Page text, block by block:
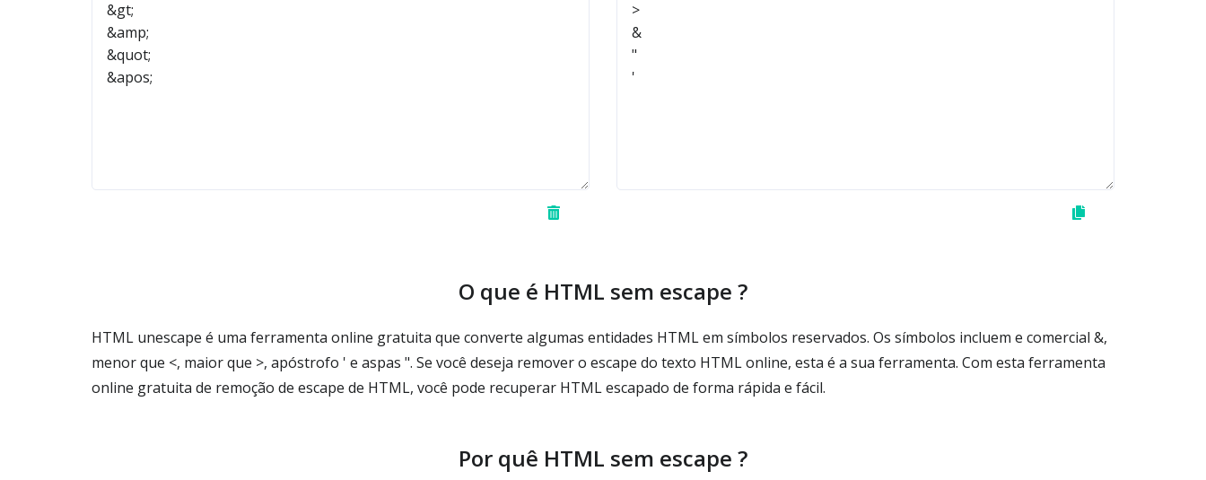
O que é HTML sem escape ?
HTML unescape é uma ferramenta online gratuita que converte algumas entidades HTML em símbolos reservados. Os símbolos incluem e comercial &,
menor que <, maior que >, apóstrofo ' e aspas ". Se você deseja remover o escape do texto HTML online, esta é a sua ferramenta. Com esta ferramenta
online gratuita de remoção de escape de HTML, você pode recuperar HTML escapado de forma rápida e fácil.
Por quê HTML sem escape ?